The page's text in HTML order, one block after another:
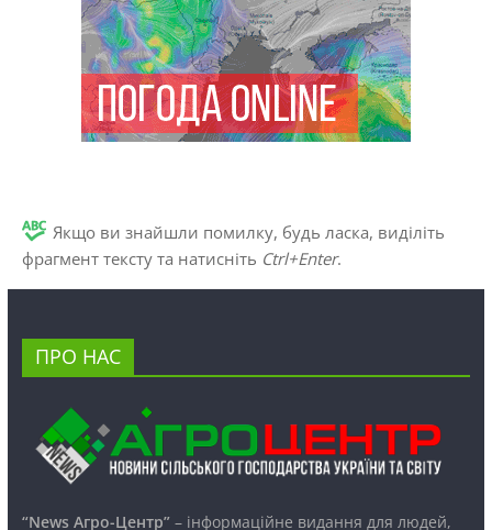
Якщо ви знайшли помилку, будь ласка, виділіть
фрагмент тексту та натисніть Ctrl+Enter.
ПРО НАС
“News Агро-Центр”– інформаційне видання для людей,